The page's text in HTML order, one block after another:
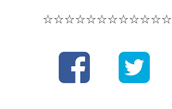
☆☆☆☆☆☆☆☆☆☆☆☆